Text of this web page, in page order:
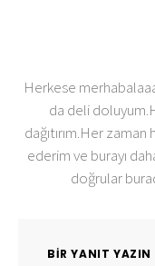
Herkese
da deli
dağıtırım.Her
ederim ve burayı
doğrular
BIR YANIT YAZIN